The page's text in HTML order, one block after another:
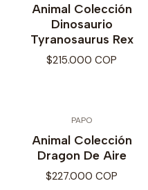
Animal Colección
Dinosaurio
Tyranosaurus Rex
$215.000 COP
PAPO
Animal Colección
Dragon De Aire
$227.000 COP